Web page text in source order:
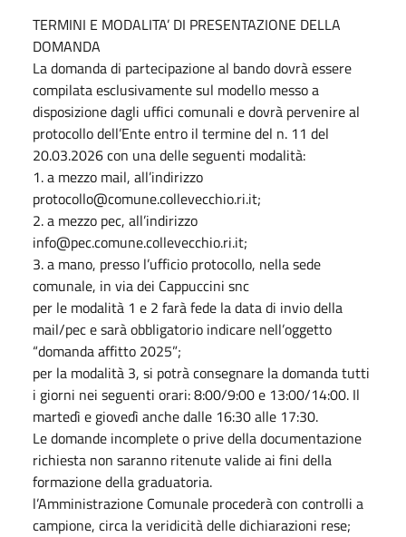
TERMINI E MODALITA’ DI PRESENTAZIONE DELLA
DOMANDA
La domanda di partecipazione al bando dovrà essere
compilata esclusivamente sul modello messo a
disposizione dagli uffici comunali e dovrà pervenire al
protocollo dell’Ente entro il termine del n. 11 del
20.03.2026 con una delle seguenti modalità:
1. a mezzo mail, all’indirizzo
protocollo@comune.collevecchio.ri.it;
2. a mezzo pec, all’indirizzo
info@pec.comune.collevecchio.ri.it;
3. a mano, presso l’ufficio protocollo, nella sede
comunale, in via dei Cappuccini snc
per le modalità 1 e 2 farà fede la data di invio della
mail/pec e sarà obbligatorio indicare nell’oggetto
“domanda affitto 2025”;
per la modalità 3, si potrà consegnare la domanda tutti
i giorni nei seguenti orari: 8:00/9:00 e 13:00/14:00. Il
martedì e giovedì anche dalle 16:30 alle 17:30.
Le domande incomplete o prive della documentazione
richiesta non saranno ritenute valide ai fini della
formazione della graduatoria.
l’Amministrazione Comunale procederà con controlli a
campione, circa la veridicità delle dichiarazioni rese;